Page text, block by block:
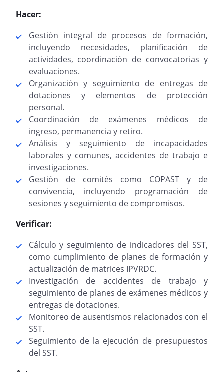
Hacer:
Gestión integral de procesos de formación,
incluyendo necesidades, planificación de
actividades, coordinación de convocatorias y
evaluaciones.
Organización y seguimiento de entregas de
dotaciones y elementos de protección
personal.
Coordinación de exámenes médicos de
ingreso, permanencia y retiro.
Análisis y seguimiento de incapacidades
laborales y comunes, accidentes de trabajo e
investigaciones.
Gestión de comités como COPAST y de
convivencia, incluyendo programación de
sesiones y seguimiento de compromisos.
Verificar:
Cálculo y seguimiento de indicadores del SST,
como cumplimiento de planes de formación y
actualización de matrices IPVRDC.
Investigación de accidentes de trabajo y
seguimiento de planes de exámenes médicos y
entregas de dotaciones.
Monitoreo de ausentismos relacionados con el
SST.
Seguimiento de la ejecución de presupuestos
del SST.